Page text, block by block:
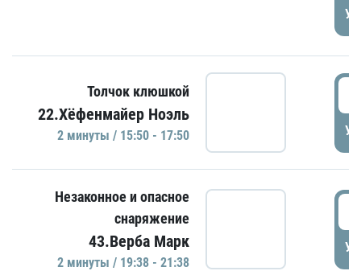
Толчок клюшкой
22.Хёфенмайер Ноэль
2 минуты / 15:50 - 17:50
Незаконное и опасное
снаряжение
43.Верба Марк
2 минуты / 19:38 - 21:38